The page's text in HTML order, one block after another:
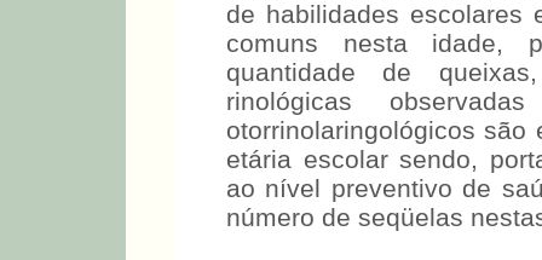
de habilidades escolares
comuns nesta idade,
quantidade de
rinológicas
otorrinolaringológicos
etária escolar sendo,
ao nível preventivo de
número de seqüelas